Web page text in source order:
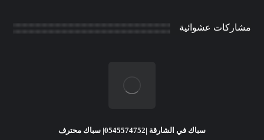
مشاركات عشوائية
سباك في الشارقة |0545574752| سباك محترف